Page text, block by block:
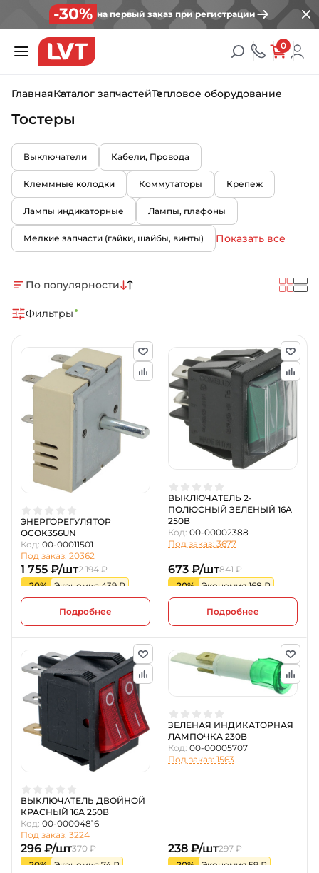
-30% на первый заказ при регистрации
0
ГлавнаяКаталог запчастейТепловое оборудование
Тостеры
Выключатели Кабели, Провода
Клеммные колодки Коммутаторы Крепеж
Лампы индикаторные Лампы, плафоны
Мелкие запчасти (гайки, шайбы, винты) Показать все
По популярности
Фильтры
ЭНЕРГОРЕГУЛЯТОР
OCOK356UN
Код: 00-00011501
Под заказ: 20362
1 755 ₽/шт2 194 ₽
-20%
Экономия 439 ₽
Подробнее
ВЫКЛЮЧАТЕЛЬ 2-
ПОЛЮСНЫЙ ЗЕЛЕНЫЙ 16А
250В
Код: 00-00002388
Под заказ: 3677
673 ₽/шт841 ₽
-20%
Экономия 168 ₽
Подробнее
ВЫКЛЮЧАТЕЛЬ ДВОЙНОЙ
КРАСНЫЙ 16А 250В
Код: 00-00004816
Под заказ: 3224
296 ₽/шт370 ₽
-20%
Экономия 74 ₽
ЗЕЛЕНАЯ ИНДИКАТОРНАЯ
ЛАМПОЧКА 230В
Код: 00-00005707
Под заказ: 1563
238 ₽/шт297 ₽
-20%
Экономия 59 ₽